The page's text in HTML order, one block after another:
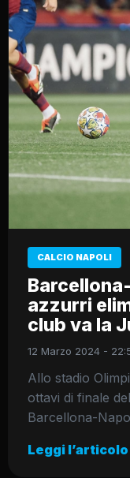
CALCIO NAPOLI
azzurri
club va la
12 Marzo 2024 -
Allo stadio
ottavi di finale
Barcellona-
Leggi